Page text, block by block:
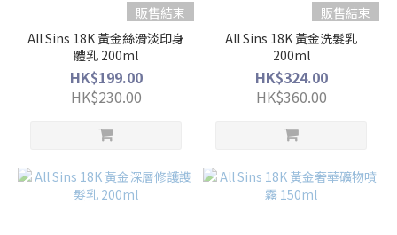
販售結束
All Sins 18K 黃金絲滑淡印身
體乳 200ml
HK$199.00
HK$230.00
販售結束
All Sins 18K 黃金洗髮乳
200ml
HK$324.00
HK$360.00